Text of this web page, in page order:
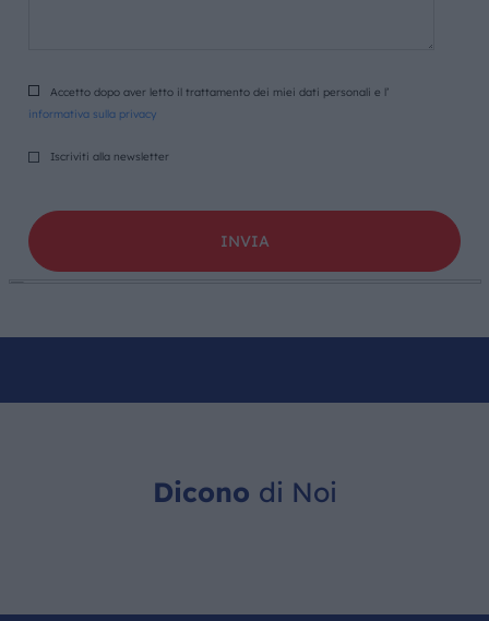
Accetto dopo aver letto il trattamento dei miei dati personali e l’
informativa sulla privacy
Iscriviti alla newsletter
Dicono di Noi